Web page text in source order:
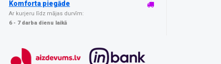
Komforta piegāde
Ar kurjeru līdz mājas durvīm:
6 - 7 darba dienu laikā